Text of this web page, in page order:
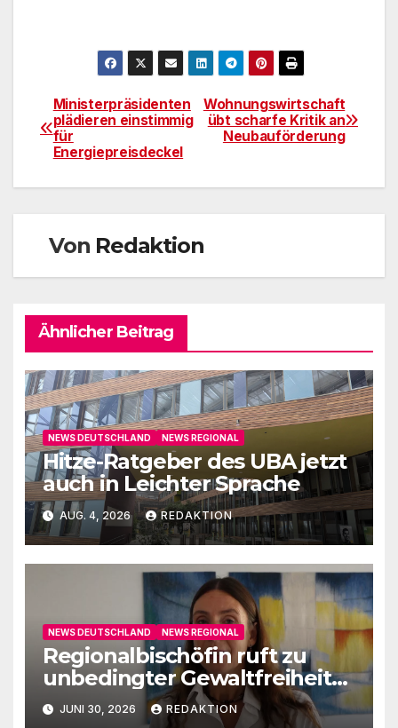
Beitragsnavigation
Wohnungswirtschaft
übt scharfe Kritik an
Neubauförderung
Ministerpräsidenten
plädieren einstimmig
für
Energiepreisdeckel
Von Redaktion
Ähnlicher Beitrag
NEWS DEUTSCHLAND NEWS REGIONAL
Hitze-Ratgeber des UBA jetzt
auch in Leichter Sprache
AUG. 4, 2026 REDAKTION
NEWS DEUTSCHLAND NEWS REGIONAL
Regionalbischöfin ruft zu
unbedingter Gewaltfreiheit
aufJUNI 30, 2026 REDAKTION